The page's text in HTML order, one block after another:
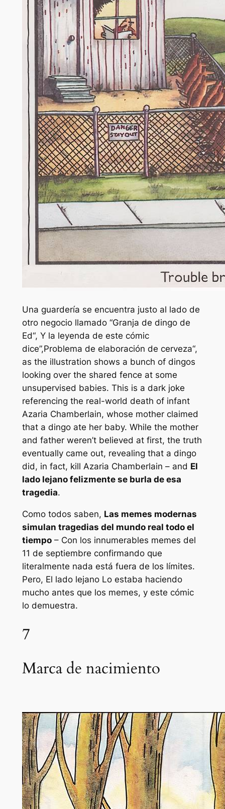
Una guardería se encuentra justo al lado de
otro negocio llamado “Granja de dingo de
Ed“, Y la leyenda de este cómic
dice”,Problema de elaboración de cerveza“,
as the illustration shows a bunch of dingos
looking over the shared fence at some
unsupervised babies. This is a dark joke
referencing the real-world death of infant
Azaria Chamberlain, whose mother claimed
that a dingo ate her baby. While the mother
and father weren’t believed at first, the truth
eventually came out, revealing that a dingo
did, in fact, kill Azaria Chamberlain – and El
lado lejanofelizmente se burla de esa
tragedia.
Como todos saben, Las memes modernas
simulan tragedias del mundo real todo el
tiempo– Con los innumerables memes del
11 de septiembre confirmando que
literalmente nada está fuera de los límites.
Pero, El lado lejano Lo estaba haciendo
mucho antes que los memes, y este cómic
lo demuestra.
7
Marca de nacimiento